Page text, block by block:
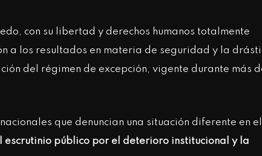
con su libertad y derechos humanos totalmente
a los resultados en materia de seguridad y la
del régimen de excepción, vigente durante más
que denuncian una situación diferente en el
escrutinio público por el deterioro institucional y la